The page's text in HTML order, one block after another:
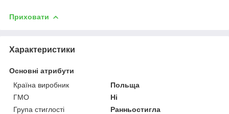
Приховати
Характеристики
Основні атрибути
Країна виробник
Польща
ГМО
Ні
Група стиглості
Ранньостигла